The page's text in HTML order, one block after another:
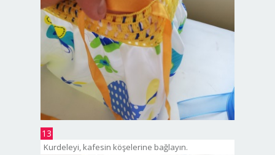
13
Kurdeleyi, kafesin köşelerine bağlayın.